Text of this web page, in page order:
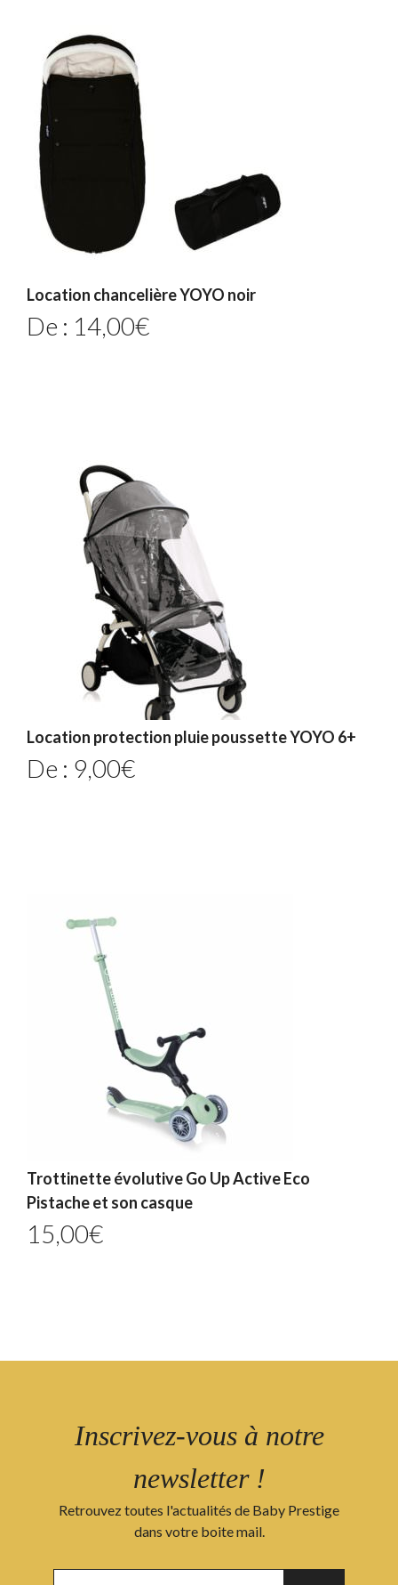
Location chancelière YOYO noir
De : 14,00€
Location protection pluie poussette YOYO 6+
De : 9,00€
Trottinette évolutive Go Up Active Eco
Pistache et son casque
15,00€
Inscrivez-vous à notre
newsletter !
Retrouvez toutes l'actualités de Baby Prestige
dans votre boite mail.